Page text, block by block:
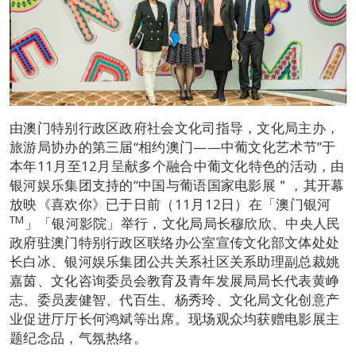
由澳门特别行政区政府社会文化司指导，文化局主办，
旅游局协办的第三届“相约澳门——中葡文化艺术节”于
本年11月至12月呈献多个融合中葡文化特色的活动，由
银河娱乐集团支持的“中国与葡语国家电影展＂，其开幕
放映《喜欢你》已于日前（11月12日）在「澳门银河
TM 」「银河影院」举行，文化局局长穆欣欣、中央人民
政府驻澳门特别行政区联络办公室宣传文化部文体处处
长白冰、银河娱乐集团公共关系社区关系助理副总裁姚
嘉茵、文化咨询委员会教育及青年发展局局长代表黄峥
志、委员麦健智、代百生、杨秀玲、文化局文化创意产
业促进厅厅长何鸿斌等出席。现场观众均获赠电影展主
题纪念品，气氛热络。